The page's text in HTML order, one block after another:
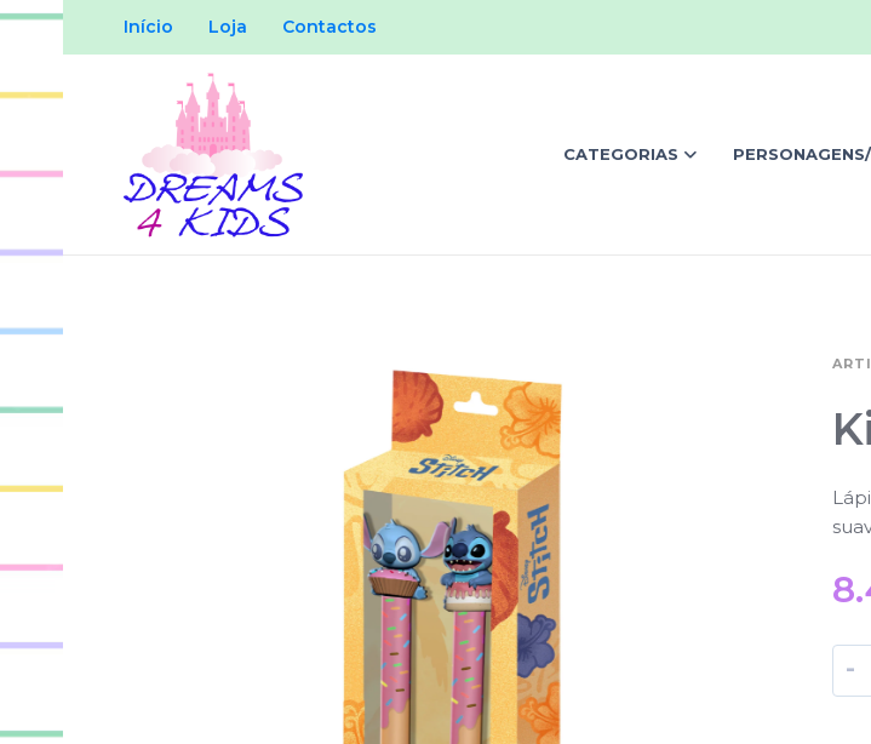
Início Loja Contactos
CATEGORIAS
-